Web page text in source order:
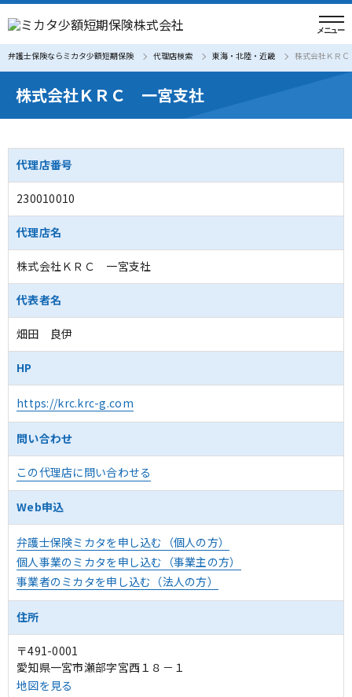
弁護士保険ならミカタ少額短期保険 代理店検索 東海・北陸・近畿 株式会社ＫＲ
株式会社ＫＲＣ 一宮支社
代理店番号
230010010
代理店名
株式会社ＫＲＣ 一宮支社
代表者名
畑田 良伊
HP
https://krc.krc-g.com
問い合わせ
この代理店に問い合わせる
Web申込
弁護士保険ミカタを申し込む（個人の方）
個人事業のミカタを申し込む（事業主の方）
事業者のミカタを申し込む（法人の方）
住所
〒491-0001
愛知県一宮市瀬部字宮西１８－１
地図を見る